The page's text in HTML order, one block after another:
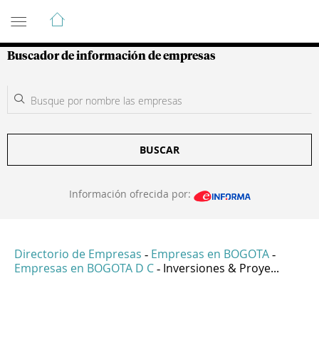
Guía de Empresas Colombianas
Buscador de información de empresas
BUSCAR
Información ofrecida por:
Directorio de Empresas - Empresas en BOGOTA -
Empresas en BOGOTA D C - Inversiones & Proye...